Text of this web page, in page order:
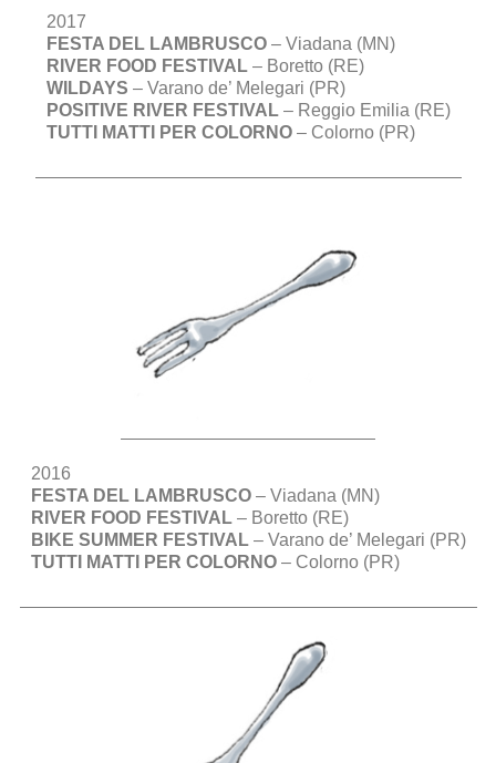
2017
FESTA DEL LAMBRUSCO– Viadana (MN)
RIVER FOOD FESTIVAL– Boretto (RE)
WILDAYS – Varano de’ Melegari (PR)
POSITIVE RIVER FESTIVAL– Reggio Emilia (RE)
TUTTI MATTI PER COLORNO– Colorno (PR)
2016
FESTA DEL LAMBRUSCO– Viadana (MN)
RIVER FOOD FESTIVAL– Boretto (RE)
BIKE SUMMER FESTIVAL– Varano de’ Melegari (PR)
TUTTI MATTI PER COLORNO– Colorno (PR)